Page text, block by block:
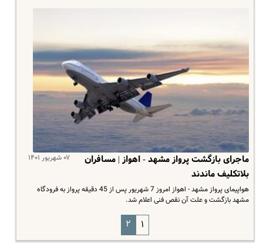
۰۷ شهریور ۱۴۰۱
ماجرای بازگشت پرواز مشهد - اهواز | مسافران
بلاتکلیف ماندند
هواپیمای پرواز مشهد - اهواز امروز 7 شهریور پس از 45 دقیقه پرواز به فرودگاه
مشهد بازگشت و علت آن نقص فنی اعلام شد.
۱ ۲